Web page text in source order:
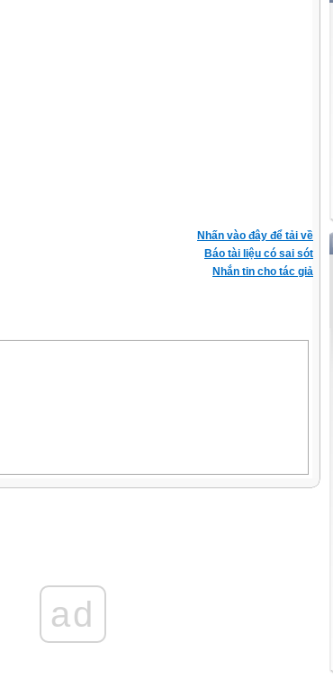
Nhấn vào đây để tải về
Báo tài liệu có sai sót
Nhắn tin cho tác giả
ad